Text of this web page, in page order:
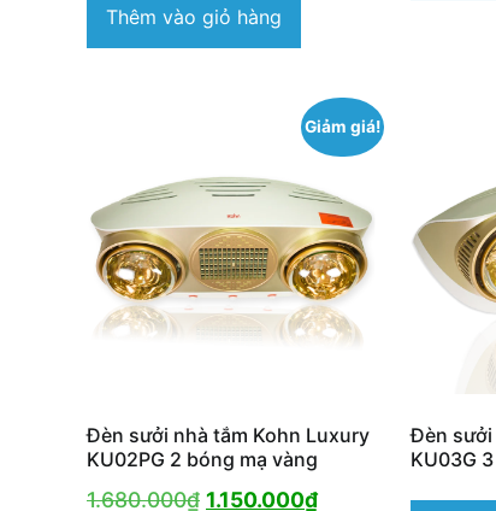
Thêm vào giỏ hàng
Giảm giá!
Đèn sưởi nhà tắm Kohn Luxury
KU02PG 2 bóng mạ vàng
1.680.000₫ Giá
1.150.000₫Giá
Đèn sưởi
KU03G